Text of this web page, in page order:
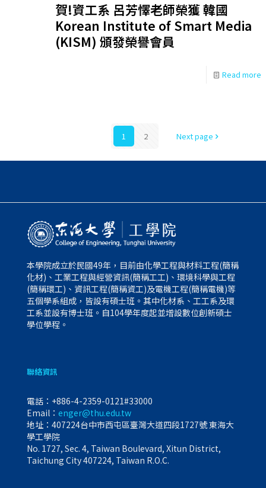
賀!資工系 呂芳懌老師榮獲 韓國
Korean Institute of Smart Media
(KISM) 頒發榮譽會員
Read more
1 2 Next page
本學院成立於民國49年，目前由化學工程與材料工程(簡稱
化材)、工業工程與經營資訊(簡稱工工)、環境科學與工程
(簡稱環工)、資訊工程(簡稱資工)及電機工程(簡稱電機)等
五個學系組成，皆設有碩士班。其中化材系、工工系及環
工系並設有博士班。自104學年度起並增設數位創新碩士
學位學程。
聯絡資訊
電話： +886-4-2359-0121#33000
Email： enger@thu.edu.tw
地址：407224台中市西屯區臺灣大道四段1727號 東海大
學工學院
No. 1727, Sec. 4, Taiwan Boulevard, Xitun District,
Taichung City 407224, Taiwan R.O.C.